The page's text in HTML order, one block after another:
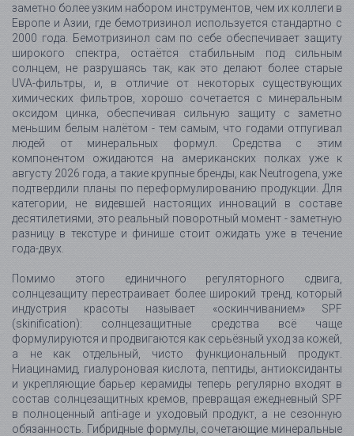
заметно более узким набором инструментов, чем их коллеги в
Европе и Азии, где бемотризинол используется стандартно с
2000 года. Бемотризинол сам по себе обеспечивает защиту
широкого спектра, остаётся стабильным под сильным
солнцем, не разрушаясь так, как это делают более старые
UVA-фильтры, и, в отличие от некоторых существующих
химических фильтров, хорошо сочетается с минеральным
оксидом цинка, обеспечивая сильную защиту с заметно
меньшим белым налётом - тем самым, что годами отпугивал
людей от минеральных формул. Средства с этим
компонентом ожидаются на американских полках уже к
августу 2026 года, а такие крупные бренды, как Neutrogena, уже
подтвердили планы по переформулированию продукции. Для
категории, не видевшей настоящих инноваций в составе
десятилетиями, это реальный поворотный момент - заметную
разницу в текстуре и финише стоит ожидать уже в течение
года-двух.
Помимо этого единичного регуляторного сдвига,
солнцезащиту перестраивает более широкий тренд, который
индустрия красоты называет «оскинчиванием» SPF
(skinification): солнцезащитные средства всё чаще
формулируются и продвигаются как серьёзный уход за кожей,
а не как отдельный, чисто функциональный продукт.
Ниацинамид, гиалуроновая кислота, пептиды, антиоксиданты
и укрепляющие барьер керамиды теперь регулярно входят в
состав солнцезащитных кремов, превращая ежедневный SPF
в полноценный anti-age и уходовый продукт, а не сезонную
обязанность. Гибридные формулы, сочетающие минеральные